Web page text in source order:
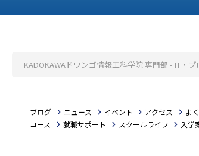
KADOKAWAドワンゴ情報工科学院 専門部 - IT・
ブログ ニュース イベント アクセス よ
コース
就職サポート スクールライフ 入学